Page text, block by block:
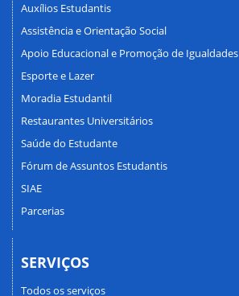
Auxílios Estudantis
Assistência e Orientação Social
Apoio Educacional e Promoção de Igualdades
Esporte e Lazer
Moradia Estudantil
Restaurantes Universitários
Saúde do Estudante
Fórum de Assuntos Estudantis
SIAE
Parcerias
SERVIÇOS
Todos os serviços